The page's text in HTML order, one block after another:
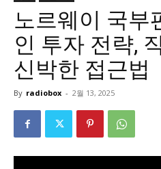
노르웨이 국부
인 투자 전략,
신박한 접근법
By radiobox - 2월 13, 2025